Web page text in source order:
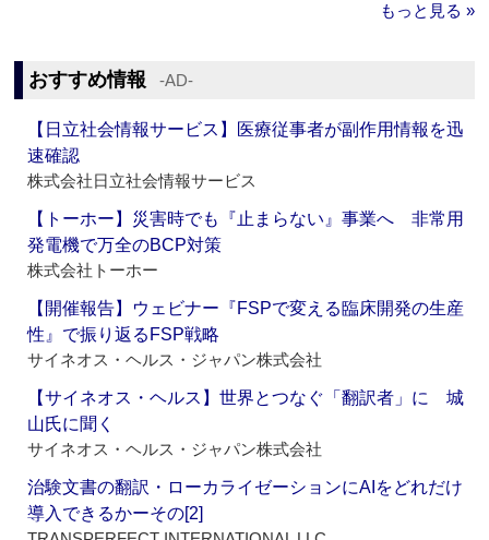
もっと見る »
おすすめ情報 ‐AD‐
【日立社会情報サービス】医療従事者が副作用情報を迅
速確認
株式会社日立社会情報サービス
【トーホー】災害時でも『止まらない』事業へ 非常用
発電機で万全のBCP対策
株式会社トーホー
【開催報告】ウェビナー『FSPで変える臨床開発の生産
性』で振り返るFSP戦略
サイネオス・ヘルス・ジャパン株式会社
【サイネオス・ヘルス】世界とつなぐ「翻訳者」に 城
山氏に聞く
サイネオス・ヘルス・ジャパン株式会社
治験文書の翻訳・ローカライゼーションにAIをどれだけ
導入できるかーその[2]